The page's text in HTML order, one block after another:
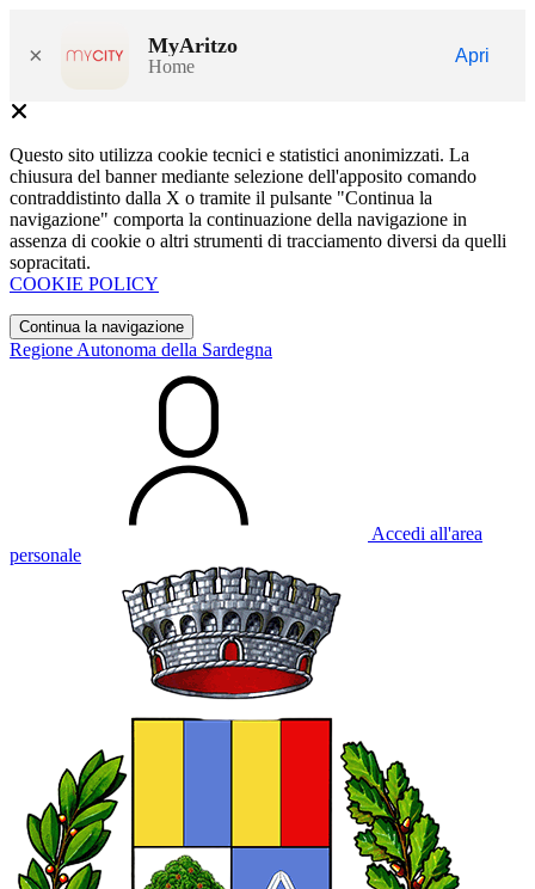
× MyAritzo
Home
Apri
Questo sito utilizza cookie tecnici e statistici anonimizzati. La
chiusura del banner mediante selezione dell'apposito comando
contraddistinto dalla X o tramite il pulsante "Continua la
navigazione" comporta la continuazione della navigazione in
assenza di cookie o altri strumenti di tracciamento diversi da quelli
sopracitati.
COOKIE POLICY
Continua la navigazione
Regione Autonoma della Sardegna
Accedi all'area
personale